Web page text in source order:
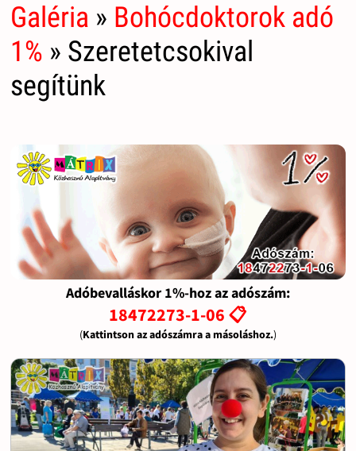
Galéria » Bohócdoktorok adó
1% » Szeretetcsokival
segítünk
Adóbevalláskor 1%-hoz az adószám:
18472273-1-06 📋
(Kattintson az adószámra a másoláshoz.)